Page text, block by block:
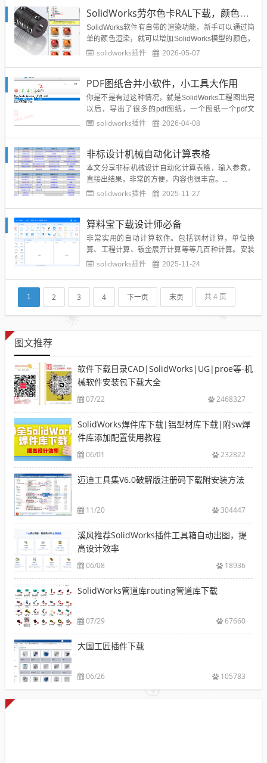
SolidWorks劳尔色卡RAL下载，颜色渲染必备工具
SolidWorks软件有自带的渲染功能，新手可以通过简
单的颜色渲染，就可以增加SolidWorks模型的颜色，
不同零件的颜色，可以增加产品每个零件的辨识度，
博客给大家分享比较知名的劳尔卡色，颜色丰...
solidworks插件 2026-05-07
PDF图纸合并小软件，小工具大作用
你是不是有过这种情况，就是SolidWorks工程图出完
以后，导出了很多的pdf图纸，一个图纸一个pdf文
件，导致文件夹有点多有点臃肿，最重要的是，发给
实现多个PDF图纸合并成一个pdf文件！软件介绍：P
DF...
solidworks插件 2026-04-08
非标设计机械自动化计算表格
本文分享非标机械设计自动化计算表格，输入参数，
直接出结果，非常的方便，内容也很丰富。...
solidworks插件 2025-11-27
算料宝下载设计师必备
非常实用的自动计算软件。包括钢材计算，单位换
算、工程计算、钣金展开计算等等几百种计算。安装
时请退出杀毒软件 。...
solidworks插件 2025-11-24
1 2 3 4 下一页 末页 共 4 页
图文推荐
软件下载目录CAD|SolidWorks|UG|proe等-机
械软件安装包下载大全
07/22 2468327
SolidWorks焊件库下载|铝型材库下载|附sw焊
件库添加配置使用教程
06/01 232822
迈迪工具集V6.0破解版注册码下载附安装方法
11/20 304447
溪风推荐SolidWorks插件工具箱自动出图，提
高设计效率
06/08 18936
SolidWorks管道库routing管道库下载
07/29 67660
大国工匠插件下载
06/26 105783